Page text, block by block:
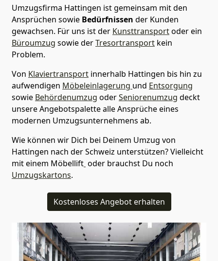
Umzugsfirma Hattingen ist gemeinsam mit den
Ansprüchen sowie Bedürfnissen der Kunden
gewachsen. Für uns ist der Kunsttransportoder ein
Büroumzug sowie derTresortransport kein
Problem.
Von Klaviertransport innerhalb Hattingen bis hin zu
aufwendigen Möbeleinlagerung und Entsorgung
sowie Behördenumzug oderSeniorenumzug deckt
unsere Angebotspalette alle Ansprüche eines
modernen Umzugsunternehmens ab.
Wie können wir Dich bei Deinem Umzug von
Hattingen nach der Schweiz unterstützen? Vielleicht
mit einem Möbellift oder brauchst Du noch
Umzugskartons.
Kostenloses Angebot erhalten